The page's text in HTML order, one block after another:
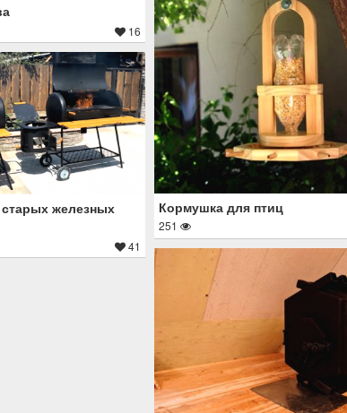
16
Кормушка для птиц
251
железных
41